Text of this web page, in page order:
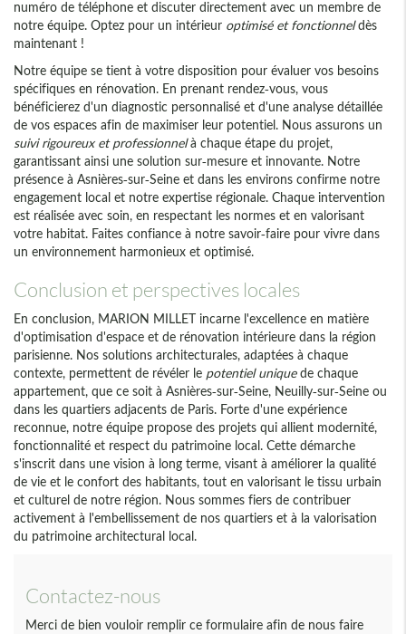
numéro de téléphone et discuter directement avec un membre de
notre équipe. Optez pour un intérieur optimisé et fonctionneldès
maintenant !
Notre équipe se tient à votre disposition pour évaluer vos besoins
spécifiques en rénovation. En prenant rendez-vous, vous
bénéficierez d'un diagnostic personnalisé et d'une analyse détaillée
de vos espaces afin de maximiser leur potentiel. Nous assurons un
suivi rigoureux et professionnelà chaque étape du projet,
garantissant ainsi une solution sur-mesure et innovante. Notre
présence à Asnières-sur-Seine et dans les environs confirme notre
engagement local et notre expertise régionale. Chaque intervention
est réalisée avec soin, en respectant les normes et en valorisant
votre habitat. Faites confiance à notre savoir-faire pour vivre dans
un environnement harmonieux et optimisé.
Conclusion et perspectives locales
En conclusion, MARION MILLET incarne l'excellence en matière
d'optimisation d'espace et de rénovation intérieure dans la région
parisienne. Nos solutions architecturales, adaptées à chaque
contexte, permettent de révéler le potentiel uniquede chaque
appartement, que ce soit à Asnières-sur-Seine, Neuilly-sur-Seine ou
dans les quartiers adjacents de Paris. Forte d'une expérience
reconnue, notre équipe propose des projets qui allient modernité,
fonctionnalité et respect du patrimoine local. Cette démarche
s'inscrit dans une vision à long terme, visant à améliorer la qualité
de vie et le confort des habitants, tout en valorisant le tissu urbain
et culturel de notre région. Nous sommes fiers de contribuer
activement à l'embellissement de nos quartiers et à la valorisation
du patrimoine architectural local.
Contactez-nous
Merci de bien vouloir remplir ce formulaire afin de nous faire